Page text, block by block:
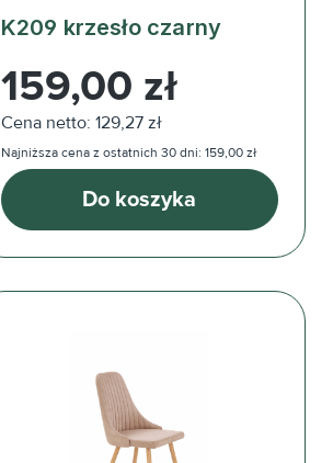
K209 krzesło czarny
Cena regularna:
159,00 zł
Cena netto: 129,27 zł
Najniższa cena z ostatnich 30 dni: 159,00 zł
Do koszyka